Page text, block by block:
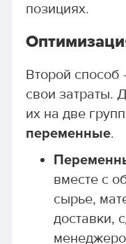
позициях.
Второй способ
свои затраты.
их на две
переменные.
вместе с
сырье,
доставки,